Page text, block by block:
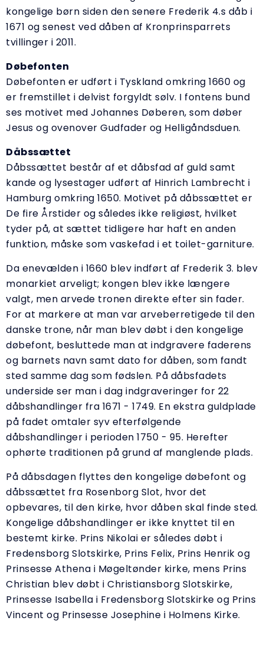
kongelige børn siden den senere Frederik 4.s dåb i
1671 og senest ved dåben af Kronprinsparrets
tvillinger i 2011.
Døbefonten
Døbefonten er udført i Tyskland omkring 1660 og
er fremstillet i delvist forgyldt sølv. I fontens bund
ses motivet med Johannes Døberen, som døber
Jesus og ovenover Gudfader og Helligåndsduen.
Dåbssættet
Dåbssættet består af et dåbsfad af guld samt
kande og lysestager udført af Hinrich Lambrecht i
Hamburg omkring 1650. Motivet på dåbssættet er
De fire Årstider og således ikke religiøst, hvilket
tyder på, at sættet tidligere har haft en anden
funktion, måske som vaskefad i et toilet-garniture.
Da enevælden i 1660 blev indført af Frederik 3. blev
monarkiet arveligt; kongen blev ikke længere
valgt, men arvede tronen direkte efter sin fader.
For at markere at man var arveberretigede til den
danske trone, når man blev døbt i den kongelige
døbefont, besluttede man at indgravere faderens
og barnets navn samt dato for dåben, som fandt
sted samme dag som fødslen. På dåbsfadets
underside ser man i dag indgraveringer for 22
dåbshandlinger fra 1671 - 1749. En ekstra guldplade
på fadet omtaler syv efterfølgende
dåbshandlinger i perioden 1750 - 95. Herefter
ophørte traditionen på grund af manglende plads.
På dåbsdagen flyttes den kongelige døbefont og
dåbssættet fra Rosenborg Slot, hvor det
opbevares, til den kirke, hvor dåben skal finde sted.
Kongelige dåbshandlinger er ikke knyttet til en
bestemt kirke. Prins Nikolai er således døbt i
Fredensborg Slotskirke, Prins Felix, Prins Henrik og
Prinsesse Athena i Møgeltønder kirke, mens Prins
Christian blev døbt i Christiansborg Slotskirke,
Prinsesse Isabella i Fredensborg Slotskirke og Prins
Vincent og Prinsesse Josephine i Holmens Kirke.